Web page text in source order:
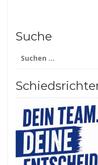
Suche
nach: